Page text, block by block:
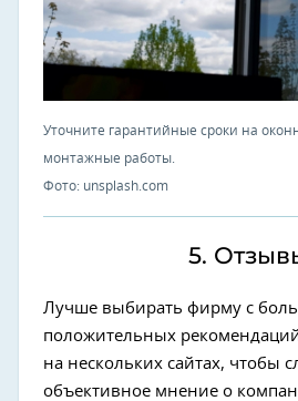
Уточните гарантийные сроки на
монтажные работы.
Фото: unsplash.com
5.
Лучше выбирать фирму с
положительных
на нескольких сайтах, чтобы
объективное мнение о